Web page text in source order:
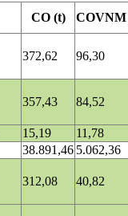
CO (t)
COVNM
372,62 96,30
357,43 84,52
15,19
11,78
38.891,46 5.062,36
312,08 40,82